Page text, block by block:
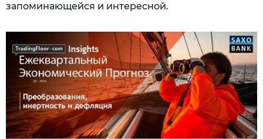
запоминающейся и интересной.